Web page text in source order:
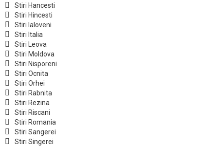
Stiri Hancesti
Stiri Hincesti
Stiri Ialoveni
Stiri Italia
Stiri Leova
Stiri Moldova
Stiri Nisporeni
Stiri Ocnita
Stiri Orhei
Stiri Rabnita
Stiri Rezina
Stiri Riscani
Stiri Romania
Stiri Sangerei
Stiri Singerei